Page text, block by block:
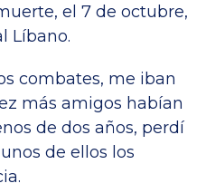
el 7 de octubre,
Líbano.
combates, me iban
más amigos habían
de dos años, perdí
de ellos los